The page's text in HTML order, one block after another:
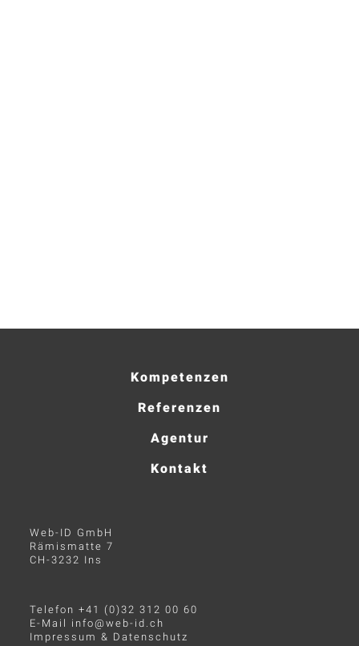
Kompetenzen
Referenzen
Agentur
Kontakt
Web-ID GmbH
Rämismatte 7
CH-3232 Ins
Telefon +41 (0)32 312 00 60
E-Mail info@web-id.ch
Impressum & Datenschutz